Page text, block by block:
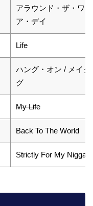
アラウンド・ザ・ワ
ア・デイ
Life
ハング・オン / メイ
グ
My Life
Back To The World
Strictly For My Niggaz